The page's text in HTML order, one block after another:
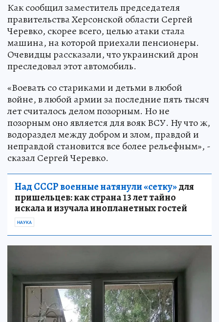
Как сообщил заместитель председателя
правительства Херсонской области Сергей
Черевко, скорее всего, целью атаки стала
машина, на которой приехали пенсионеры.
Очевидцы рассказали, что украинский дрон
преследовал этот автомобиль.
«Воевать со стариками и детьми в любой
войне, в любой армии за последние пять тысяч
лет считалось делом позорным. Но не
позорным оно является для вояк ВСУ. Ну что ж,
водораздел между добром и злом, правдой и
неправдой становится все более рельефным», -
сказал Сергей Черевко.
Над СССР военные натянули «сетку»для
пришельцев: как страна 13 лет тайно
искала и изучала инопланетных гостей
НАУКА